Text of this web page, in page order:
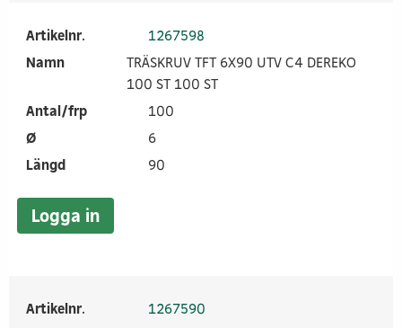
Artikelnr.
1267598
Namn
TRÄSKRUV TFT 6X90 UTV C4 DEREKO
100 ST 100 ST
Antal/frp
100
Ø
6
Längd
90
Logga in
Artikelnr.
1267590